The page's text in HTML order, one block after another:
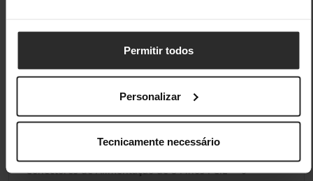
Permitir todos
Personalizar
Tecnicamente necessário
Conectores de Alimentação do CPU 12V
0
Fonte de Alimentação do CPU
2 x 8
Conectores de Alimentação de 8 Pinos PCIE 0